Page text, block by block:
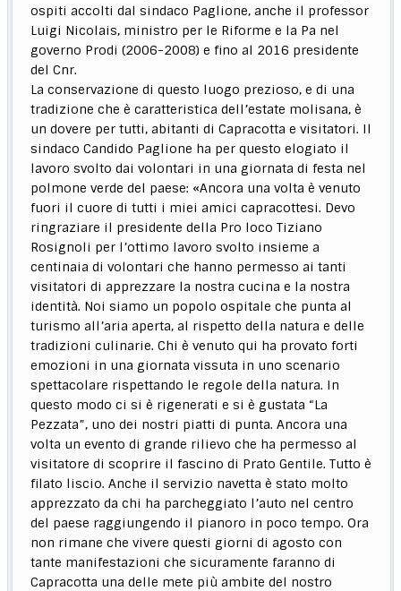
ospiti accolti dal sindaco Paglione, anche il professor
Luigi Nicolais, ministro per le Riforme e la Pa nel
governo Prodi (2006-2008) e fino al 2016 presidente
del Cnr.
La conservazione di questo luogo prezioso, e di una
tradizione che è caratteristica dell’estate molisana, è
un dovere per tutti, abitanti di Capracotta e visitatori. Il
sindaco Candido Paglione ha per questo elogiato il
lavoro svolto dai volontari in una giornata di festa nel
polmone verde del paese: «Ancora una volta è venuto
fuori il cuore di tutti i miei amici capracottesi. Devo
ringraziare il presidente della Pro loco Tiziano
Rosignoli per l’ottimo lavoro svolto insieme a
centinaia di volontari che hanno permesso ai tanti
visitatori di apprezzare la nostra cucina e la nostra
identità. Noi siamo un popolo ospitale che punta al
turismo all’aria aperta, al rispetto della natura e delle
tradizioni culinarie. Chi è venuto qui ha provato forti
emozioni in una giornata vissuta in uno scenario
spettacolare rispettando le regole della natura. In
questo modo ci si è rigenerati e si è gustata “La
Pezzata”, uno dei nostri piatti di punta. Ancora una
volta un evento di grande rilievo che ha permesso al
visitatore di scoprire il fascino di Prato Gentile. Tutto è
filato liscio. Anche il servizio navetta è stato molto
apprezzato da chi ha parcheggiato l’auto nel centro
del paese raggiungendo il pianoro in poco tempo. Ora
non rimane che vivere questi giorni di agosto con
tante manifestazioni che sicuramente faranno di
Capracotta una delle mete più ambite del nostro